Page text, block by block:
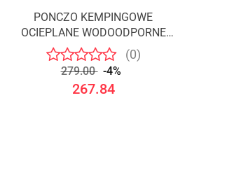
PONCZO KEMPINGOWE
OCIEPLANE WODOODPORNE
ZIELONO-BRĄZOWE /OFFLANDER
(0)
279.00 -4%
267.84